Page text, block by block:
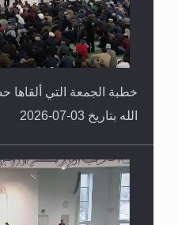
خطبة الجمعة التي ألقاها
الله بتاريخ 03-07-2026